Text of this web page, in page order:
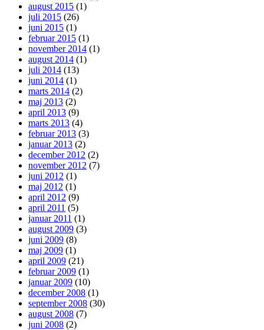
august 2015 (1)
juli 2015 (26)
juni 2015 (1)
februar 2015 (1)
november 2014 (1)
august 2014 (1)
juli 2014 (13)
juni 2014 (1)
marts 2014 (2)
maj 2013 (2)
april 2013 (9)
marts 2013 (4)
februar 2013 (3)
januar 2013 (2)
december 2012 (2)
november 2012 (7)
juni 2012 (1)
maj 2012 (1)
april 2012 (9)
april 2011 (5)
januar 2011 (1)
august 2009 (3)
juni 2009 (8)
maj 2009 (1)
april 2009 (21)
februar 2009 (1)
januar 2009 (10)
december 2008 (1)
september 2008 (30)
august 2008 (7)
juni 2008 (2)